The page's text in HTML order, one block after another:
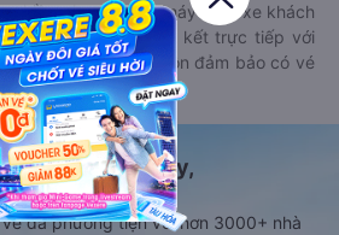
nhiều phương tiện máy bay, xe khách
Goyolo được liên kết trực tiếp với
và tàu hoả, luôn đảm bảo có vé
khách, Máy bay,
đa phương tiện với hơn 3000+ nhà